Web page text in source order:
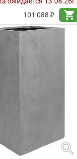
101 088 ₽
shopping_cart
search